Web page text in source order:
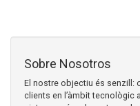
Sobre Nosotros
El nostre objectiu és senzill:
clients en l’àmbit tecnològic